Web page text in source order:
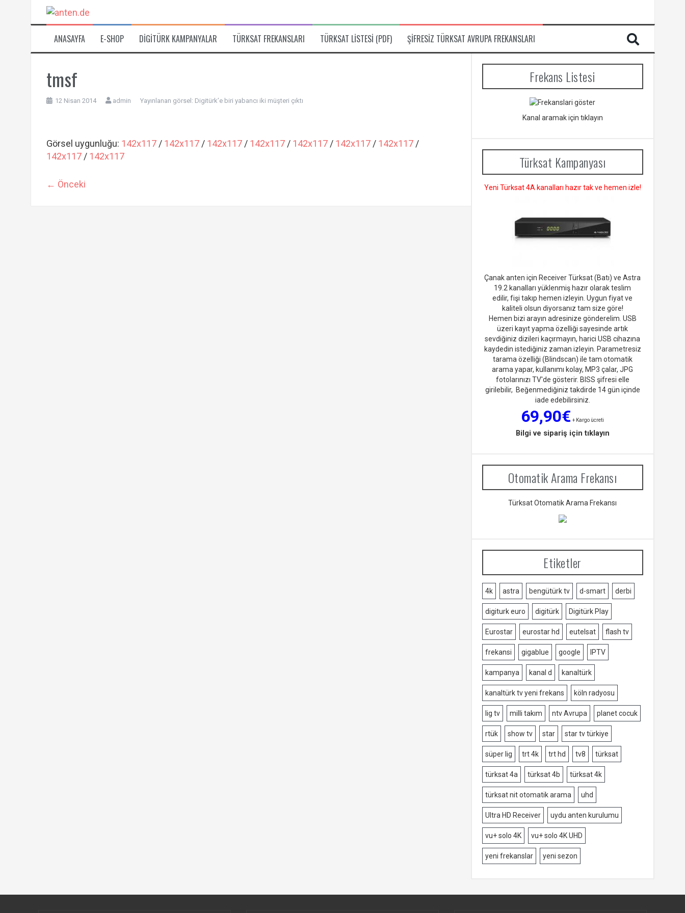
ANASAYFA E-SHOP DIGITÜRK KAMPANYALAR TÜRKSAT FREKANSLARI TÜRKSAT LISTESI (PDF) ŞIFRESIZ TÜRKSAT AVRUPA FREKANSLARI
tmsf
12 Nisan 2014 admin Yayınlanan görsel: Digitürk’e biri yabancı iki müşteri çıktı
Görsel uygunluğu: 142x117/ 142x117/ 142x117/ 142x117/ 142x117/ 142x117/ 142x117/
142x117/ 142x117
← Önceki
Frekans Listesi
Kanal aramak için tıklayın
Türksat Kampanyası
Yeni Türksat 4A kanalları hazır tak ve hemen izle!
Çanak anten için Receiver Türksat (Batı) ve Astra
19.2 kanalları yüklenmiş hazır olarak teslim
edilir, fişi takıp hemen izleyin. Uygun fiyat ve
kaliteli olsun diyorsanız tam size göre!
Hemen bizi arayın adresinize gönderelim. USB
üzeri kayıt yapma özelliği sayesinde artık
sevdiğiniz dizileri kaçırmayın, harici USB cihazına
kaydedin istediğiniz zaman izleyin. Parametresiz
tarama özelliği (Blindscan) ile tam otomatik
arama yapar, kullanımı kolay, MP3 çalar, JPG
fotolarınızı TV'de gösterir. BISS şifresi elle
girilebilir, Beğenmediğiniz takdirde 14 gün içinde
iade edebilirsiniz.
69,90€ + Kargo ücreti
Bilgi ve sipariş için tıklayın
Otomatik Arama Frekansı
Türksat Otomatik Arama Frekansı
Etiketler
4k astra bengütürk tv d-smart derbi
digiturk euro digitürk Digitürk Play
Eurostar eurostar hd eutelsat flash tv
frekansi gigablue google IPTV
kampanya kanal d kanaltürk
kanaltürk tv yeni frekans köln radyosu
lig tv milli takım ntv Avrupa planet cocuk
rtük show tv star star tv türkiye
süper lig trt 4k trt hd tv8 türksat
türksat 4a türksat 4b türksat 4k
türksat nit otomatik arama uhd
Ultra HD Receiver uydu anten kurulumu
vu+ solo 4K vu+ solo 4K UHD
yeni frekanslar yeni sezon